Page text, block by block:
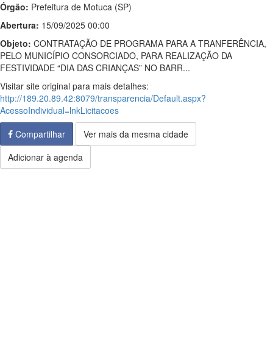
Órgão: Prefeitura de Motuca (SP)
Abertura: 15/09/2025 00:00
Objeto: CONTRATAÇÃO DE PROGRAMA PARA A TRANFERÊNCIA,
PELO MUNICÍPIO CONSORCIADO, PARA REALIZAÇÃO DA
FESTIVIDADE “DIA DAS CRIANÇAS” NO BARR...
Visitar site original para mais detalhes:
http://189.20.89.42:8079/transparencia/Default.aspx?
AcessoIndividual=lnkLicitacoes
Compartilhar
Ver mais da mesma cidade
Adicionar à agenda